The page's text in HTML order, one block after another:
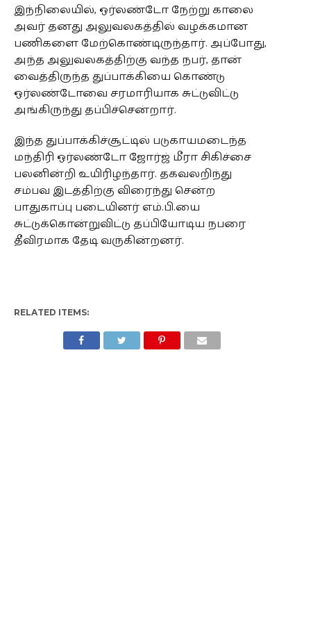
இந்நிலையில், ஒர்லண்டோ நேற்று காலை
அவர் தனது அலுவலகத்தில் வழக்கமான
பணிகளை மேற்கொண்டிருந்தார். அப்போது,
அந்த அலுவலகத்திற்கு வந்த நபர், தான்
வைத்திருந்த துப்பாக்கியை கொண்டு
ஒர்லண்டோவை சரமாரியாக சுட்டுவிட்டு
அங்கிருந்து தப்பிச்சென்றார்.
இந்த துப்பாக்கிச்சூட்டில் படுகாயமடைந்த
மந்திரி ஒர்லண்டோ ஜோர்ஜ் மீரா சிகிச்சை
பலனின்றி உயிரிழந்தார். தகவலறிந்து
சம்பவ இடத்திற்கு விரைந்து சென்ற
பாதுகாப்பு படையினர் எம்.பி.யை
சுட்டுக்கொன்றுவிட்டு தப்பியோடிய நபரை
தீவிரமாக தேடி வருகின்றனர்.
RELATED ITEMS: